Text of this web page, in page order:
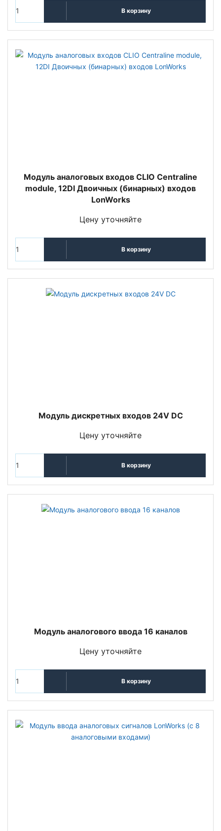
В корзину
Mодуль аналоговых входов CLIO Centraline
module, 12DI Двоичных (бинарных) входов
LonWorks
Цену уточняйте
В корзину
Модуль дискретных входов 24V DC
Цену уточняйте
В корзину
Модуль аналогового ввода 16 каналов
Цену уточняйте
В корзину